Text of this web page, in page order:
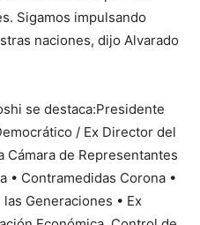
Sigamos impulsando
naciones, dijo Alvarado
se destaca:Presidente
/ Ex Director del
de Representantes
• Contramedidas Corona •
Generaciones • Ex